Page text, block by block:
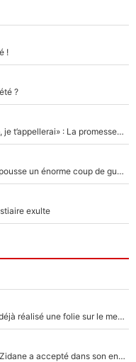
!
?
Mercato - OM - «Dès que je prends un club, je t’appellerai» : La promesse de Marcelino au moment de claquer la porte
Victime de racisme contre Murray, Kyrgios pousse un énorme coup de gueule !
exulte
250M€ pour signer une star : Le PSG avait déjà réalisé une folie sur le mercato bien avant Neymar !
Voilà le seul homme politique que Zinedine Zidane a accepté dans son entourage : «Je garde un très bon souvenir de lui»